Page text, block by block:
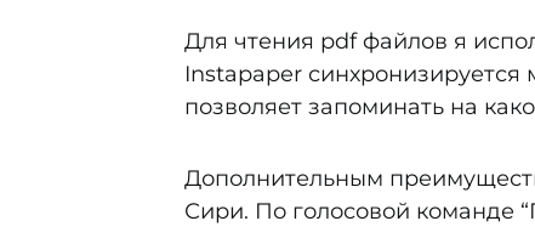
Для чтения pdf файлов я
Instapaper
позволяет запоминать на
Дополнительным
Сири. По голосовой команде